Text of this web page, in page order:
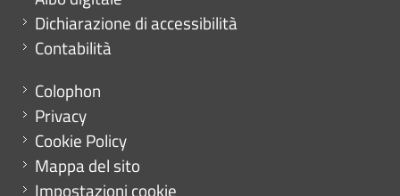
Dichiarazione di accessibilità
Contabilità
Menu footer
Colophon
Privacy
Cookie Policy
Mappa del sito
Impostazioni cookie